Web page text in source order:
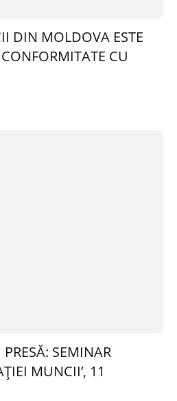
DIN MOLDOVA ESTE
CU
SEMINAR
MUNCII’, 11